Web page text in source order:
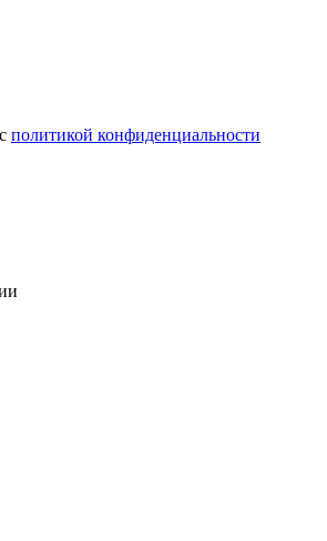
политикой конфиденциальности